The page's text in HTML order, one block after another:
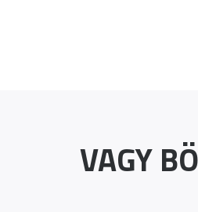
VAGY